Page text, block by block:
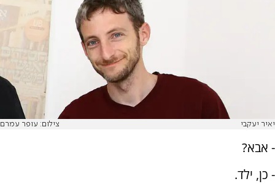
יאיר יעקבי צילום: עופר עמרם
- אבא?
- כן, ילד.